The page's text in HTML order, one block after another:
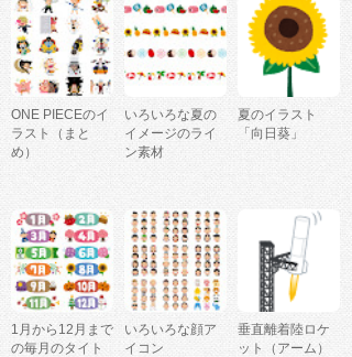
ONE PIECEのイ
ラスト（まと
め）
いろいろな夏の
イメージのライ
ン素材
夏のイラスト
「向日葵」
1月から12月まで
の毎月のタイト
いろいろな顔ア
イコン
垂直離着陸ロケ
ット（アーム）